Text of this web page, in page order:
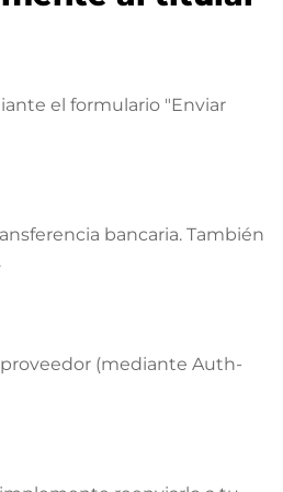
el formulario "Enviar
bancaria. También
(mediante Auth-